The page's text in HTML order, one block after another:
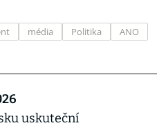
média Politika ANO
uskuteční